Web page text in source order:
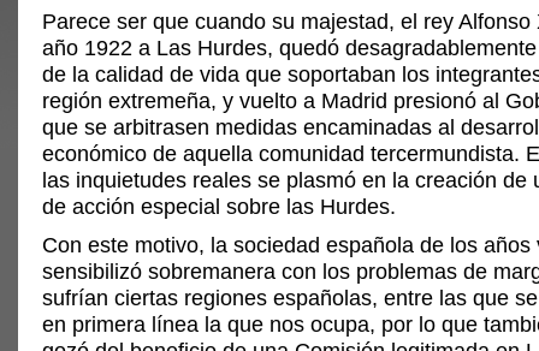
Parece ser que cuando su majestad, el rey Alfonso
año 1922 a Las Hurdes, quedó
de la calidad de vida que soportaban los
región extremeña, y vuelto a Madrid presionó al
que se arbitrasen medidas encaminadas al
económico de aquella comunidad tercermundista.
las inquietudes reales se plasmó en la creación de
de acción especial sobre las Hurdes.
Con este motivo, la sociedad española de los años
sensibilizó sobremanera con los problemas de
sufrían ciertas regiones españolas, entre las que
en primera línea la que nos ocupa, por lo que